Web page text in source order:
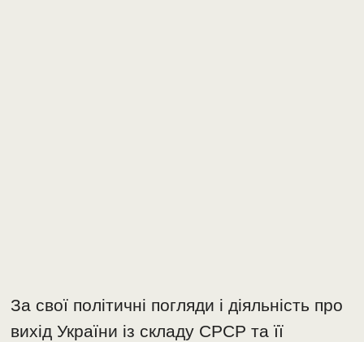
За свої політичні погляди і діяльність про
вихід України із складу СРСР та її